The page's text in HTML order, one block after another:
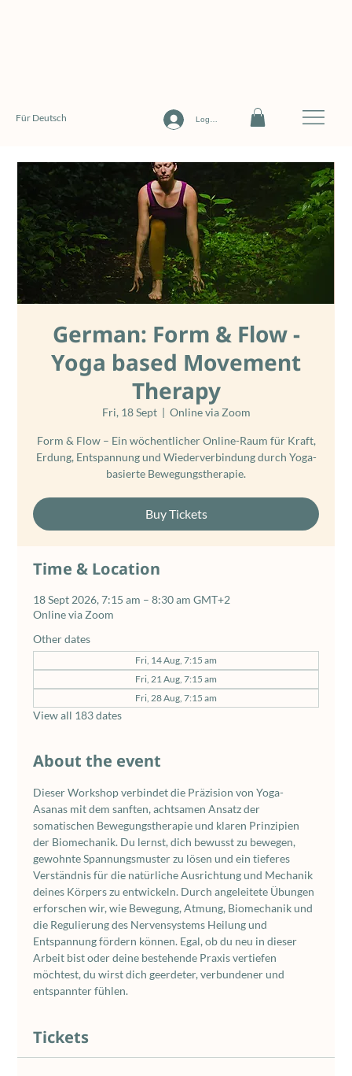
Log In
Für Deutsch
German: Form & Flow -
Yoga based Movement
Therapy
Fri, 18 Sept
  |
Online via Zoom
Form & Flow – Ein wöchentlicher Online-Raum für Kraft,
Erdung, Entspannung und Wiederverbindung durch Yoga-
basierte Bewegungstherapie.
Buy Tickets
Time & Location
18 Sept 2026, 7:15 am – 8:30 am GMT+2
Online via Zoom
Other dates
Fri, 14 Aug, 7:15 am
Fri, 21 Aug, 7:15 am
Fri, 28 Aug, 7:15 am
View all 183 dates
About the event
Dieser Workshop verbindet die Präzision von Yoga-
Asanas mit dem sanften, achtsamen Ansatz der
somatischen Bewegungstherapie und klaren Prinzipien
der Biomechanik. Du lernst, dich bewusst zu bewegen,
gewohnte Spannungsmuster zu lösen und ein tieferes
Verständnis für die natürliche Ausrichtung und Mechanik
deines Körpers zu entwickeln. Durch angeleitete Übungen
erforschen wir, wie Bewegung, Atmung, Biomechanik und
die Regulierung des Nervensystems Heilung und
Entspannung fördern können. Egal, ob du neu in dieser
Arbeit bist oder deine bestehende Praxis vertiefen
möchtest, du wirst dich geerdeter, verbundener und
entspannter fühlen.
Tickets